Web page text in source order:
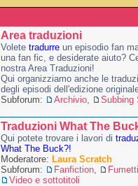
Area traduzioni
Volete tradurre un episodio fan
una fan fic, e desiderate aiuto?
nostra Area Traduzioni!
Qui organizziamo anche le
degli episodi dell'edizione
Subforum:
Archivio,
Subbing
Traduzioni What The
Qui potete trovare i lavori di
What The Buck?!
Moderatore: Laura Scratch
Subforum:
Fanfiction,
Fumetti
Video e sottotitoli